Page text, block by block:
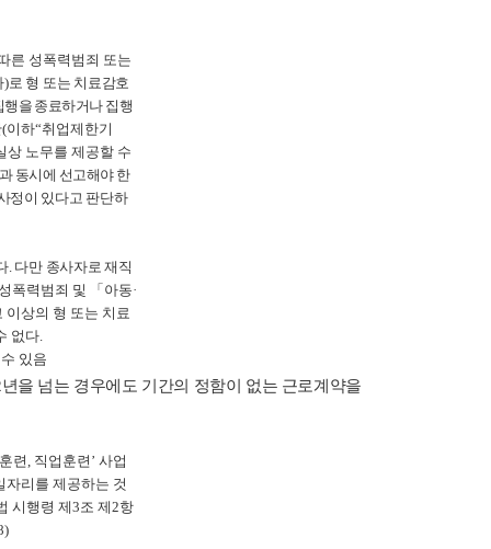
른 성폭력범죄 또는
)로 형 또는 치료감호
을 종료하거나 집행
(이하“취업제한기
상 노무를 제공할 수
동시에 선고해야 한
정이 있다고 판단하
. 다만 종사자로 재직
폭력범죄 및 「 아동·
이상의 형 또는 치료
없다.
있음
년을 넘는 경우에도 기간의 정함이 없는 근로계약을
련, 직업훈련 ’ 사업
자리를 제공하는 것
시행령 제3조 제2항